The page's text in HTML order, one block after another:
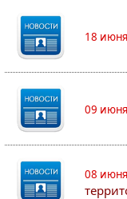
18
09
08